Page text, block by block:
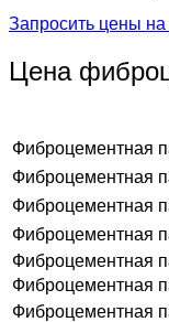
Запросить цены
Цена
Фиброцементная
Фиброцементная
Фиброцементная
Фиброцементная
Фиброцементная
Фиброцементная
Фиброцементная